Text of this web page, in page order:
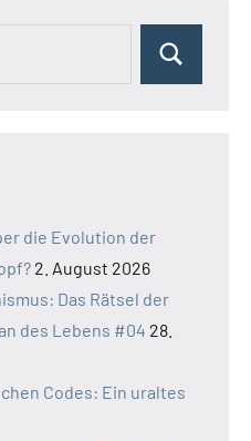
Suchen
die Evolution der
2. August 2026
Das Rätsel der
des Lebens #04 28.
Codes: Ein uraltes